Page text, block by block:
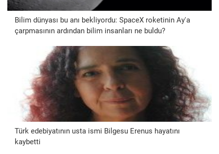
Bilim dünyası bu anı bekliyordu: SpaceX roketinin Ay'a
çarpmasının ardından bilim insanları ne buldu?
Türk edebiyatının usta ismi Bilgesu Erenus hayatını
kaybetti